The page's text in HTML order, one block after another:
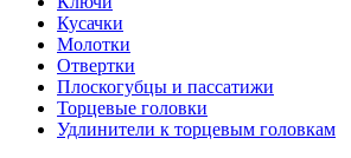
Кусачки
Молотки
Отвертки
Плоскогубцы и пассатижи
Торцевые головки
Удлинители к торцевым головкам